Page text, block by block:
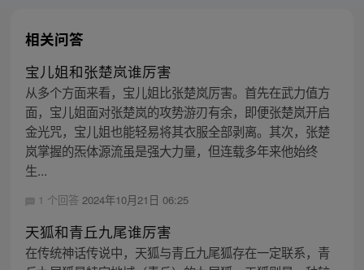
相关问答
宝儿姐和张楚岚谁厉害
从多个方面来看，宝儿姐比张楚岚厉害。首先在武力值方
面，宝儿姐面对张楚岚的攻势游刃有余，即便张楚岚开启
金光咒，宝儿姐也能轻易将其衣服全部剥离。其次，张楚
岚掌握的炁体源流虽是强大力量，但连载多年来他始终
生...
1 个回答 2024年10月21日 06:25
天狐和青丘九尾谁厉害
在传统神话传说中，天狐与青丘九尾狐存在一定联系，青